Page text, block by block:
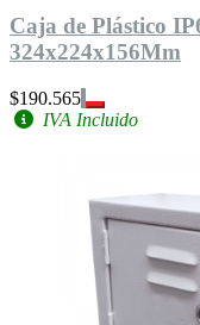
Caja de Plástico
324x224x156Mm
$190.565
IVA Incluido